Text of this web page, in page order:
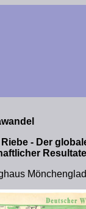
- Der